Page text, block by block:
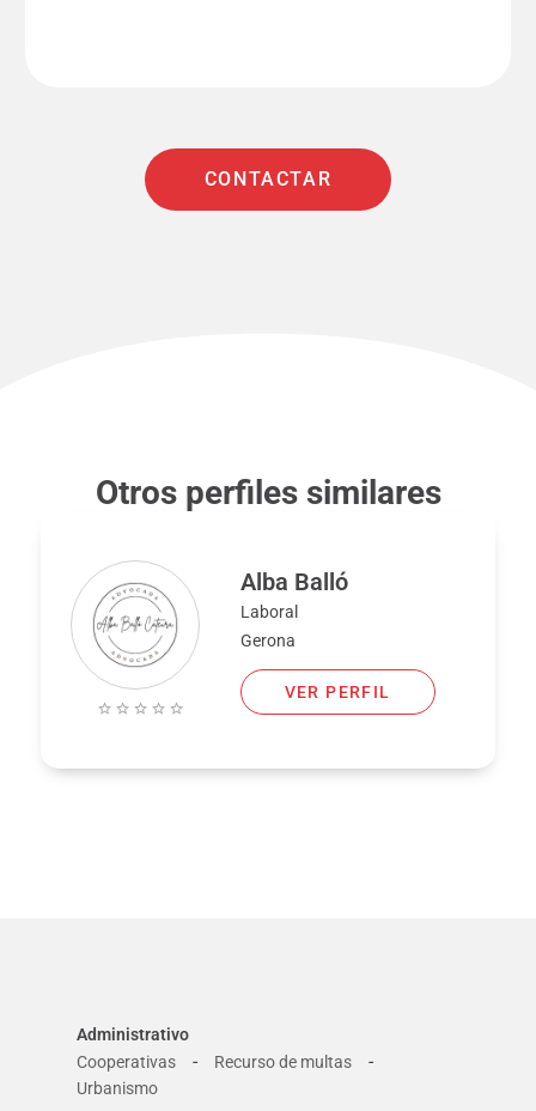
CONTACTAR
Otros perfiles similares
Alba Balló
Laboral
Gerona
VER PERFIL
Administrativo
Cooperativas
- Recurso de multas -
Urbanismo